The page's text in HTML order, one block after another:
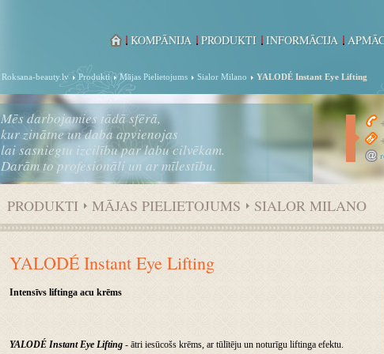
Mēs darbojamies tādā sfērā,
kur zinātne un daba apvienojas
lai sasniegtu izcilību par labu cilvēkam.
Darām to profesionāli un ar mīlestību.
Roksana-beauty.lv Produkti Mājas Pielietojums Sialor Milano YALODÉ Instant Eye Lifting
KOMPĀNIJA PRODUKTI INFORMĀCIJA
PRODUKTI MĀJAS PIELIETOJUMS SIALOR MILANO
YALODÉ Instant Eye Lifting
Intensīvs liftinga acu krēms
YALODÉ Instant Eye Lifting - ātri iesūcošs krēms, ar tūlītēju un noturīgu liftinga efektu.